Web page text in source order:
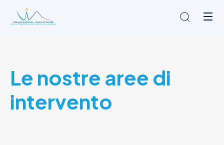
L'Ambito
News
Amministrazione trasparente
Le nostre aree di
intervento